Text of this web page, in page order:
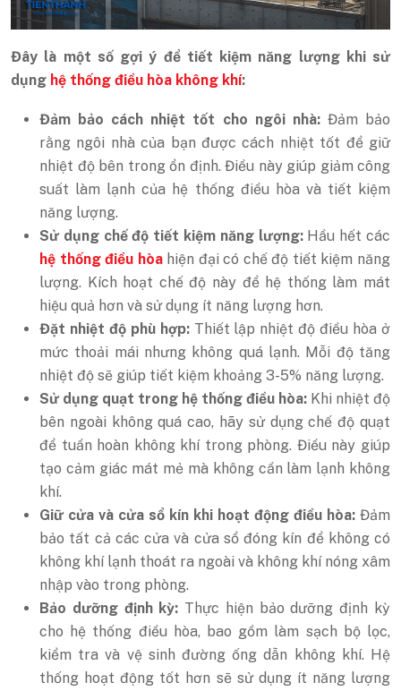
Đây là một số gợi ý để tiết kiệm năng lượng khi sử
dụng hệ thống điều hòa không khí:
Đảm bảo cách nhiệt tốt cho ngôi nhà: Đảm bảo
rằng ngôi nhà của bạn được cách nhiệt tốt để giữ
nhiệt độ bên trong ổn định. Điều này giúp giảm công
suất làm lạnh của hệ thống điều hòa và tiết kiệm
năng lượng.
Sử dụng chế độ tiết kiệm năng lượng:Hầu hết các
hệ thống điều hòahiện đại có chế độ tiết kiệm năng
lượng. Kích hoạt chế độ này để hệ thống làm mát
hiệu quả hơn và sử dụng ít năng lượng hơn.
Đặt nhiệt độ phù hợp:Thiết lập nhiệt độ điều hòa ở
mức thoải mái nhưng không quá lạnh. Mỗi độ tăng
nhiệt độ sẽ giúp tiết kiệm khoảng 3-5% năng lượng.
Sử dụng quạt trong hệ thống điều hòa: Khi nhiệt độ
bên ngoài không quá cao, hãy sử dụng chế độ quạt
để tuần hoàn không khí trong phòng. Điều này giúp
tạo cảm giác mát mẻ mà không cần làm lạnh không
khí.
Giữ cửa và cửa sổ kín khi hoạt động điều hòa: Đảm
bảo tất cả các cửa và cửa sổ đóng kín để không có
không khí lạnh thoát ra ngoài và không khí nóng xâm
nhập vào trong phòng.
Bảo dưỡng định kỳ: Thực hiện bảo dưỡng định kỳ
cho hệ thống điều hòa, bao gồm làm sạch bộ lọc,
kiểm tra và vệ sinh đường ống dẫn không khí. Hệ
thống hoạt động tốt hơn sẽ sử dụng ít năng lượng